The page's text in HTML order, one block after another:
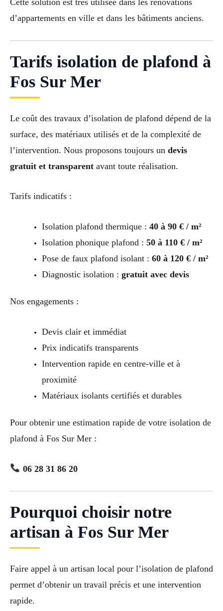
d’appartements en ville et dans les bâtiments anciens.
Tarifs isolation de plafond à
Fos Sur Mer
Le coût des travaux d’isolation de plafond dépend de la
surface, des matériaux utilisés et de la complexité de
l’intervention. Nous proposons toujours un devis
gratuit et transparent avant toute réalisation.
Tarifs indicatifs :
Isolation plafond thermique : 40 à 90 € / m²
Isolation phonique plafond : 50 à 110 € / m²
Pose de faux plafond isolant : 60 à 120 € / m²
Diagnostic isolation : gratuit avec devis
Nos engagements :
Devis clair et immédiat
Prix indicatifs transparents
Intervention rapide en centre-ville et à
proximité
Matériaux isolants certifiés et durables
Pour obtenir une estimation rapide de votre isolation de
plafond à Fos Sur Mer :
06 28 31 86 20
Pourquoi choisir notre
artisan à Fos Sur Mer
Faire appel à un artisan local pour l’isolation de plafond
permet d’obtenir un travail précis et une intervention
rapide.